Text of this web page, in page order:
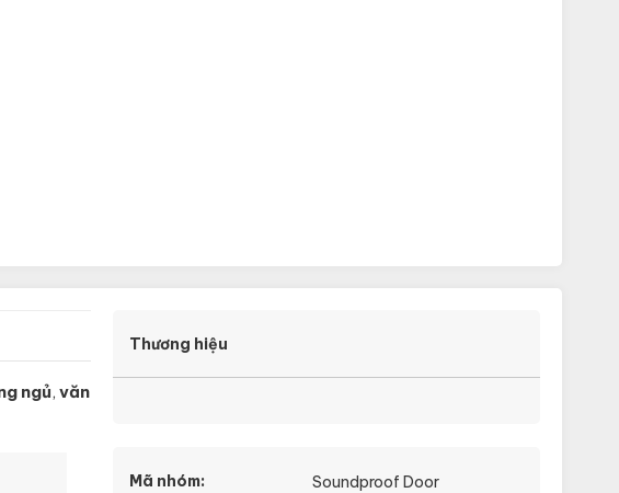
ngủ, văn
Thương hiệu
Mã nhóm: Soundproof Door